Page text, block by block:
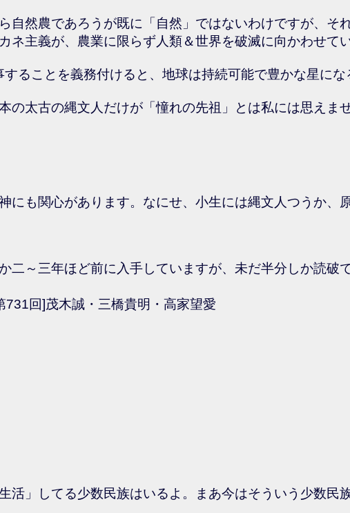
然農であろうが既に「自然」ではないわけですが、そ
主義が、農業に限らず人類＆世界を破滅に向かわせてい
ることを義務付けると、地球は持続可能で豊かな星にな
太古の縄文人だけが「憧れの先祖」とは私には思えませ
も関心があります。なにせ、小生には縄文人つうか、
～三年ほど前に入手していますが、未だ半分しか読破
回]茂木誠・三橋貴明・高家望愛
」してる少数民族はいるよ。まあ今はそういう少数民